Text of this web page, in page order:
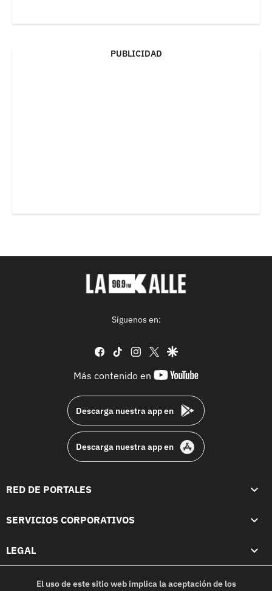
PUBLICIDAD
Síguenos en:
facebook
tiktok instagram
twittergoogle
Más contenido en
youtube-
Descarga nuestra app en
Descarga nuestra app en
RED DE PORTALES
SERVICIOS CORPORATIVOS
LEGAL
El uso de este sitio web implica la aceptación de los